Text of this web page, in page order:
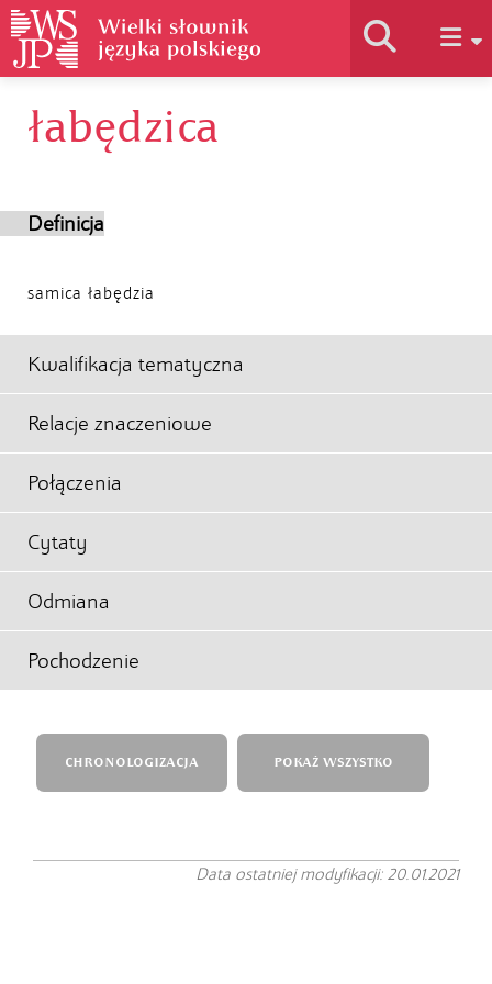
Historia słownika
łabędzica
Definicja
samica łabędzia
Kwalifikacja tematyczna
Relacje znaczeniowe
Połączenia
Cytaty
Odmiana
Pochodzenie
CHRONOLOGIZACJA POKAŻ WSZYSTKO
Data ostatniej modyfikacji: 20.01.2021